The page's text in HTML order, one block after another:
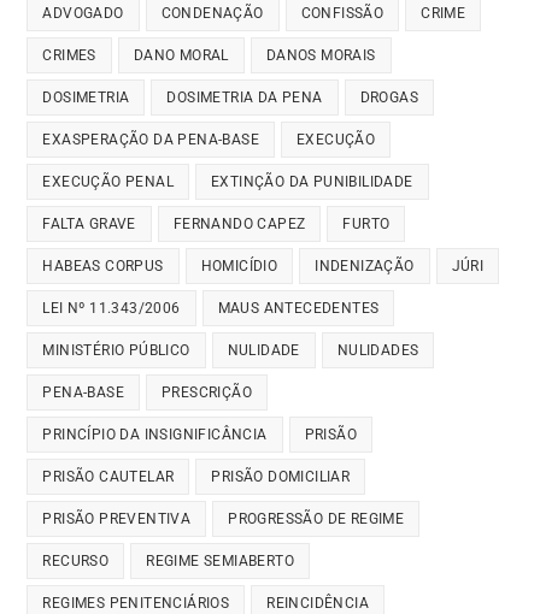
ADVOGADO CONDENAÇÃO CONFISSÃO CRIME
CRIMES DANO MORAL DANOS MORAIS
DOSIMETRIA DOSIMETRIA DA PENA DROGAS
EXASPERAÇÃO DA PENA-BASE EXECUÇÃO
EXECUÇÃO PENAL EXTINÇÃO DA PUNIBILIDADE
FALTA GRAVE FERNANDO CAPEZ FURTO
HABEAS CORPUS HOMICÍDIO INDENIZAÇÃO JÚRI
LEI Nº 11.343/2006 MAUS ANTECEDENTES
MINISTÉRIO PÚBLICO NULIDADE NULIDADES
PENA-BASE PRESCRIÇÃO
PRINCÍPIO DA INSIGNIFICÂNCIA PRISÃO
PRISÃO CAUTELAR PRISÃO DOMICILIAR
PRISÃO PREVENTIVA PROGRESSÃO DE REGIME
RECURSO REGIME SEMIABERTO
REGIMES PENITENCIÁRIOS REINCIDÊNCIA